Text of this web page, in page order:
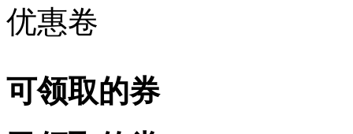
优惠卷
可领取的券